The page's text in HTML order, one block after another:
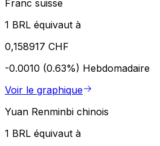
Franc suisse
1 BRL équivaut à
0,158917 CHF
-0.0010 (0.63%) Hebdomadaire
Voir le graphique
Yuan Renminbi chinois
1 BRL équivaut à